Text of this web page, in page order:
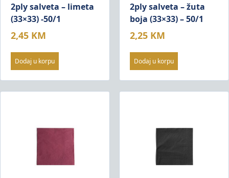
2ply salveta – limeta
(33×33) -50/1
2,45 KM
Dodaj u korpu
2ply salveta – žuta
boja (33×33) – 50/1
2,25 KM
Dodaj u korpu